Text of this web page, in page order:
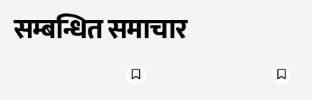
सम्बन्धित समाचार